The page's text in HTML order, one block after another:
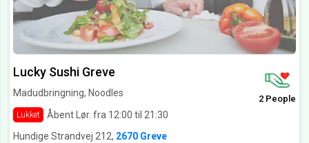
Lucky Sushi Greve
Madudbringning, Noodles
Lukket Åbent Lør. fra 12:00 til 21:30
2 People
Hundige Strandvej 212, 2670 Greve